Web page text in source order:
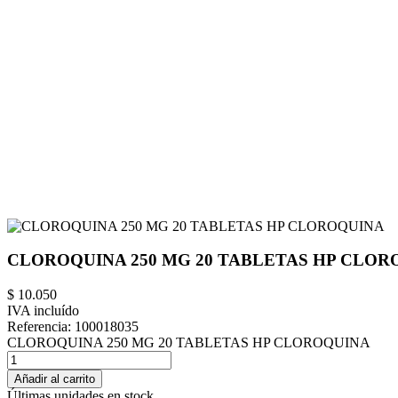
CLOROQUINA 250 MG 20 TABLETAS HP
$ 10.050
IVA incluído
Referencia: 100018035
CLOROQUINA 250 MG 20 TABLETAS HP CLOROQUINA
Añadir al carrito